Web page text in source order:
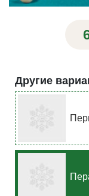
Другие